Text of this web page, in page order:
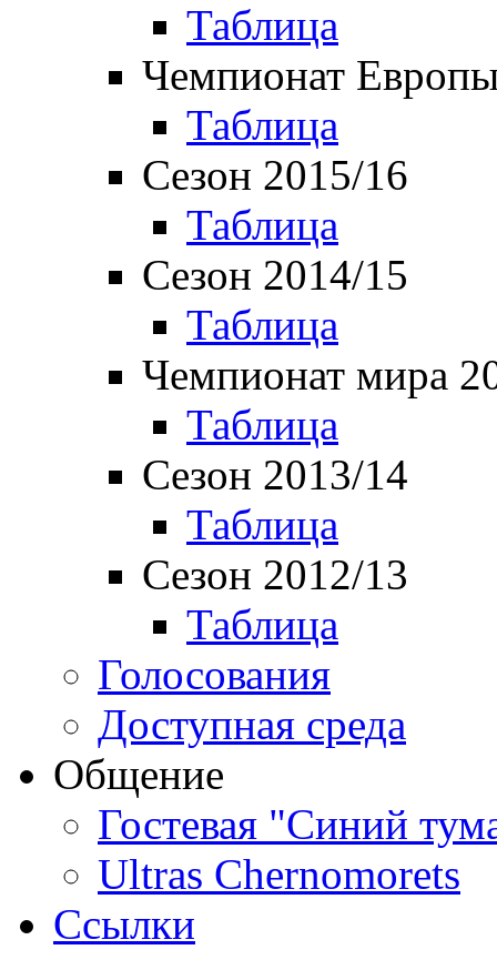
Таблица
Чемпионат
Таблица
Сезон 2015/16
Таблица
Сезон 2014/15
Таблица
Чемпионат мира
Таблица
Сезон 2013/14
Таблица
Сезон 2012/13
Таблица
Голосования
Доступная среда
Общение
Гостевая "Синий
Ultras Chernomorets
Ссылки